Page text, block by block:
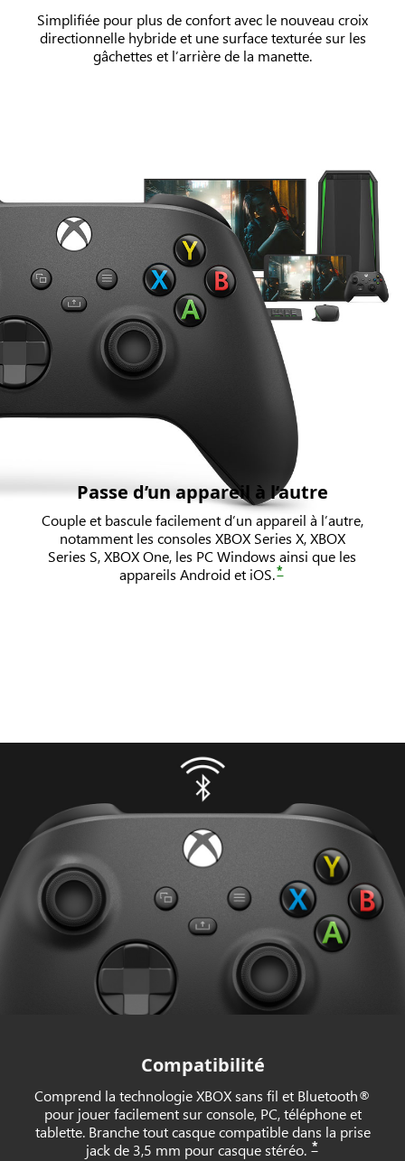
Simplifiée pour plus de confort avec le nouveau croix
directionnelle hybride et une surface texturée sur les
gâchettes et l’arrière de la manette.
Passe d’un appareil à l’autre
Couple et bascule facilement d’un appareil à l’autre,
notamment les consoles XBOX Series X, XBOX
Series S, XBOX One, les PC Windows ainsi que les
appareils Android et iOS.*
Compatibilité
Comprend la technologie XBOX sans fil et Bluetooth®
pour jouer facilement sur console, PC, téléphone et
tablette. Branche tout casque compatible dans la prise
jack de 3,5 mm pour casque stéréo. *